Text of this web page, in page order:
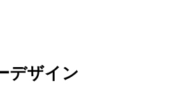
デザイン